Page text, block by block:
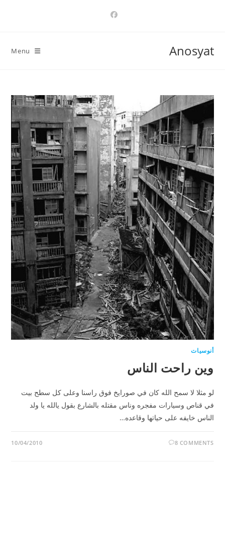
Anosyat
Menu
أنوسيات
وين راحت الناس
لو مثلا لا سمح الله كان في صورايخ فوق راسنا وعلى كل سطح بيت
في قناص وسيارات مفجره وناس مقتله بالشارع بقول يالله يا ولد
الناس خايفه على حياتها وقاعده…
8 COMMENTS
10/04/2010